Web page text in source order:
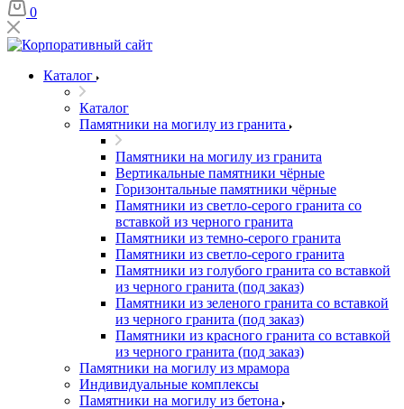
0
Каталог
Каталог
Памятники на могилу из гранита
Памятники на могилу из гранита
Вертикальные памятники чёрные
Горизонтальные памятники чёрные
Памятники из светло-серого гранита со
вставкой из черного гранита
Памятники из темно-серого гранита
Памятники из светло-серого гранита
Памятники из голубого гранита со вставкой
из черного гранита (под заказ)
Памятники из зеленого гранита со вставкой
из черного гранита (под заказ)
Памятники из красного гранита со вставкой
из черного гранита (под заказ)
Памятники на могилу из мрамора
Индивидуальные комплексы
Памятники на могилу из бетона